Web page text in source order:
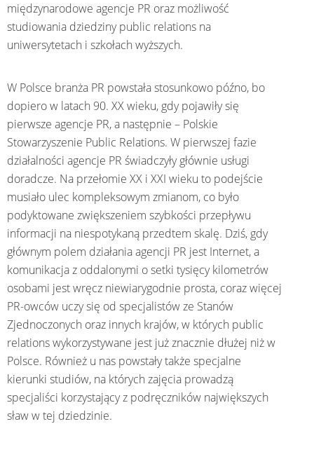
międzynarodowe agencje PR oraz możliwość
studiowania dziedziny public relations na
uniwersytetach i szkołach wyższych.
W Polsce branża PR powstała stosunkowo późno, bo
dopiero w latach 90. XX wieku, gdy pojawiły się
pierwsze agencje PR, a następnie – Polskie
Stowarzyszenie Public Relations. W pierwszej fazie
działalności agencje PR świadczyły głównie usługi
doradcze. Na przełomie XX i XXI wieku to podejście
musiało ulec kompleksowym zmianom, co było
podyktowane zwiększeniem szybkości przepływu
informacji na niespotykaną przedtem skalę. Dziś, gdy
głównym polem działania agencji PR jest Internet, a
komunikacja z oddalonymi o setki tysięcy kilometrów
osobami jest wręcz niewiarygodnie prosta, coraz więcej
PR-owców uczy się od specjalistów ze Stanów
Zjednoczonych oraz innych krajów, w których public
relations wykorzystywane jest już znacznie dłużej niż w
Polsce. Również u nas powstały także specjalne
kierunki studiów, na których zajęcia prowadzą
specjaliści korzystający z podręczników największych
sław w tej dziedzinie.